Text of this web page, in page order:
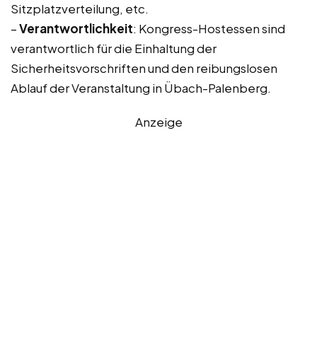
Sitzplatzverteilung, etc.
–Verantwortlichkeit: Kongress-Hostessen sind
verantwortlich für die Einhaltung der
Sicherheitsvorschriften und den reibungslosen
Ablauf der Veranstaltung in Übach-Palenberg.
Anzeige